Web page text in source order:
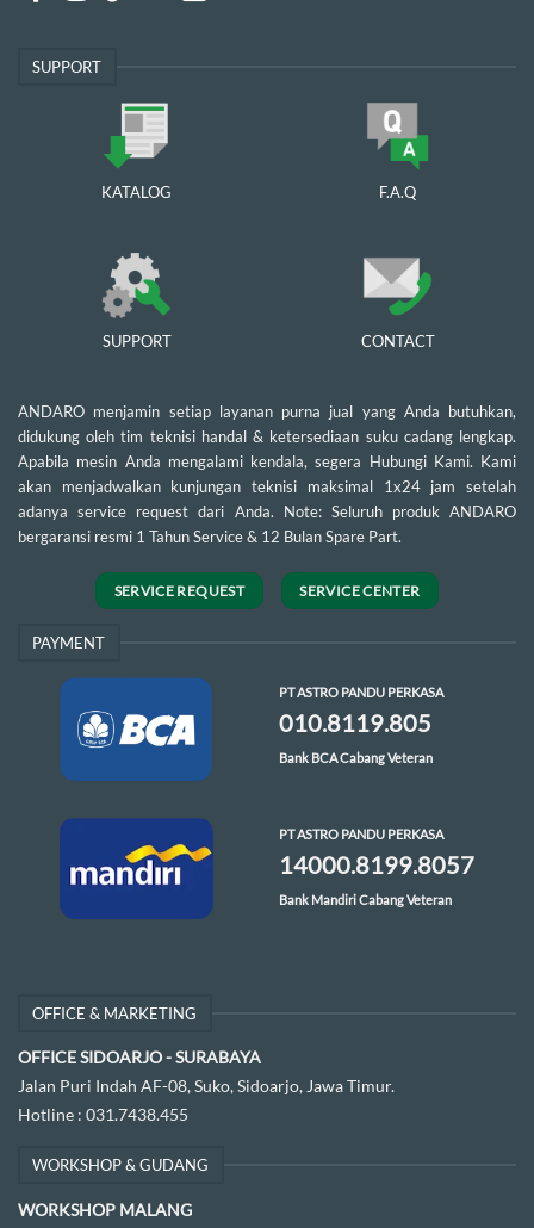
SUPPORT
KATALOG F.A.Q
SUPPORT CONTACT
ANDARO menjamin setiap layanan purna jual yang Anda butuhkan,
didukung oleh tim teknisi handal & ketersediaan suku cadang lengkap.
Apabila mesin Anda mengalami kendala, segera Hubungi Kami. Kami
akan menjadwalkan kunjungan teknisi maksimal 1x24 jam setelah
adanya service request dari Anda. Note: Seluruh produk ANDARO
bergaransi resmi 1 Tahun Service & 12 Bulan Spare Part.
SERVICE REQUEST SERVICE CENTER
PAYMENT
PT ASTRO PANDU PERKASA
010.8119.805
Bank BCA Cabang Veteran
PT ASTRO PANDU PERKASA
14000.8199.8057
Bank Mandiri Cabang Veteran
OFFICE & MARKETING
OFFICE SIDOARJO - SURABAYA
Jalan Puri Indah AF-08, Suko, Sidoarjo, Jawa Timur.
Hotline : 031.7438.455
WORKSHOP & GUDANG
WORKSHOP MALANG